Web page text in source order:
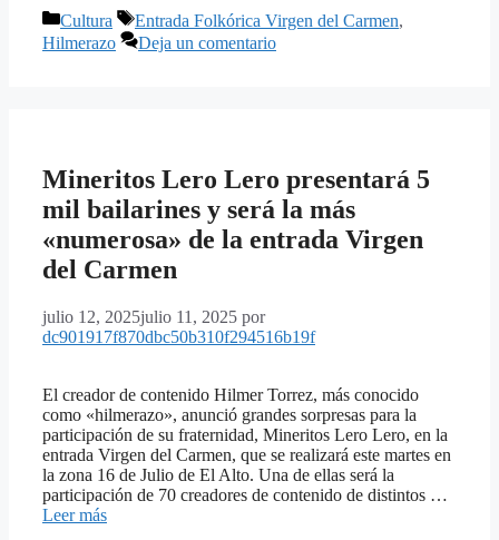
Categorías
Cultura Etiquetas
Entrada Folkórica Virgen del Carmen,
Hilmerazo
Deja un comentario
Mineritos Lero Lero presentará 5
mil bailarines y será la más
«numerosa» de la entrada Virgen
del Carmen
julio 12, 2025julio 11, 2025 por
dc901917f870dbc50b310f294516b19f
El creador de contenido Hilmer Torrez, más conocido
como «hilmerazo», anunció grandes sorpresas para la
participación de su fraternidad, Mineritos Lero Lero, en la
entrada Virgen del Carmen, que se realizará este martes en
la zona 16 de Julio de El Alto. Una de ellas será la
participación de 70 creadores de contenido de distintos …
Leer más